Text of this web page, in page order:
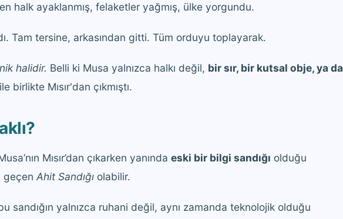
halk ayaklanmış, felaketler yağmış, ülke yorgundu.
Tam tersine, arkasından gitti. Tüm orduyu toplayarak.
halidir. Belli ki Musa yalnızca halkı değil, bir sır, bir kutsal obje, ya da
ile birlikte Mısır'dan çıkmıştı.
Mısır’dan çıkarken yanında eski bir bilgi sandığı olduğu
geçen Ahit Sandığı olabilir.
sandığın yalnızca ruhani değil, aynı zamanda teknolojik olduğu